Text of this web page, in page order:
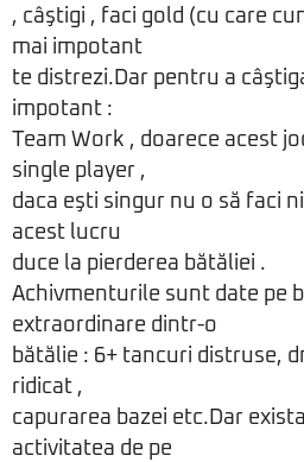
, câştigi , faci gold (cu care
mai impotant
te distrezi.Dar pentru a
impotant :
Team Work , doarece acest
single player ,
daca eşti singur nu o să faci
acest lucru
duce la pierderea bătăliei .
Achivmenturile sunt date pe
extraordinare dintr-o
bătălie : 6+ tancuri distruse,
ridicat ,
capurarea bazei etc.Dar
activitatea de pe